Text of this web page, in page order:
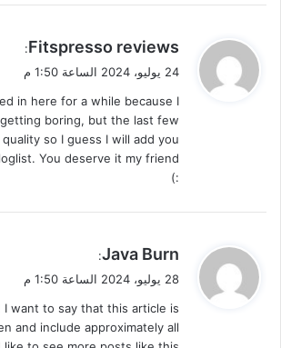
ي
ق
ل
Fitspresso reviews
:
24 يوليو، 2024 الساعة 1:50 م
in here for a while because I
boring, but the last few
so I guess I will add you
You deserve it my friend
:)
ي
ق
ل
Java Burn
:
28 يوليو، 2024 الساعة 1:50 م
I want to say that this article is
and include approximately all